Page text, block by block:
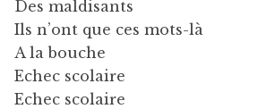
Des maldisants
Ils n’ont que ces mots-là
A la bouche
Echec scolaire
Echec scolaire